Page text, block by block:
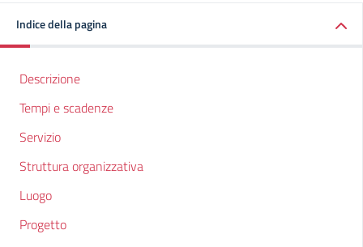
Indice della pagina
Descrizione
Tempi e scadenze
Servizio
Struttura organizzativa
Luogo
Progetto